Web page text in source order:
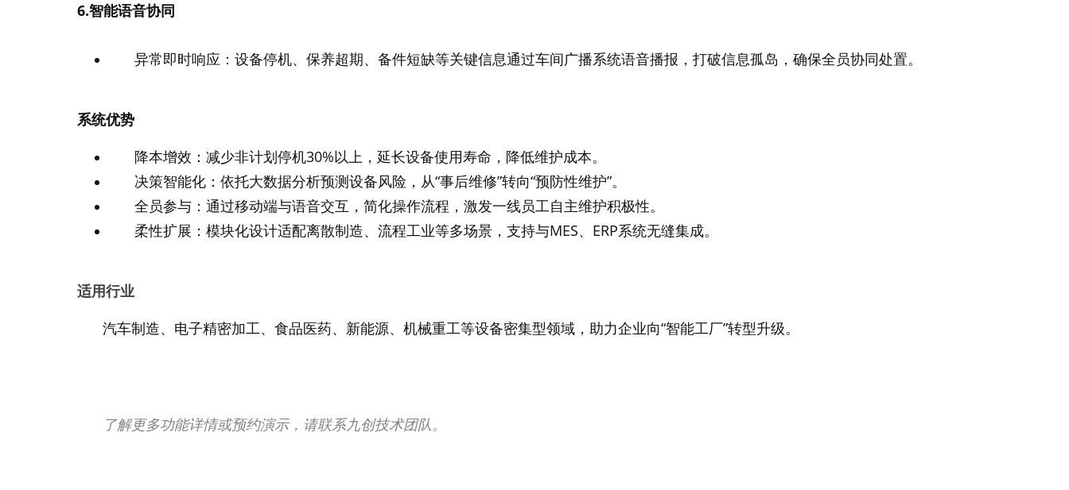
6.智能语音协同
异常即时响应：设备停机、保养超期、备件短缺等关键信息通过车间广播系统语音播报，打破信息孤岛，确保全员协同处置。
系统优势
降本增效：减少非计划停机30%以上，延长设备使用寿命，降低维护成本。
决策智能化：依托大数据分析预测设备风险，从“事后维修”转向“预防性维护”。
全员参与：通过移动端与语音交互，简化操作流程，激发一线员工自主维护积极性。
柔性扩展：模块化设计适配离散制造、流程工业等多场景，支持与MES、ERP系统无缝集成。
适用行业
汽车制造、电子精密加工、食品医药、新能源、机械重工等设备密集型领域，助力企业向“智能工厂”转型升级。
了解更多功能详情或预约演示，请联系九创技术团队。